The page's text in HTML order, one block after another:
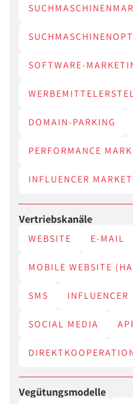
SOFTWARE-
DOMAIN-PARKING
PERFORMANCE
INFLUENCER
Vertriebskanäle
WEBSITE E-MAIL
MOBILE WEBSITE
SMS INFLUENCER
SOCIAL MEDIA
Vegütungsmodelle